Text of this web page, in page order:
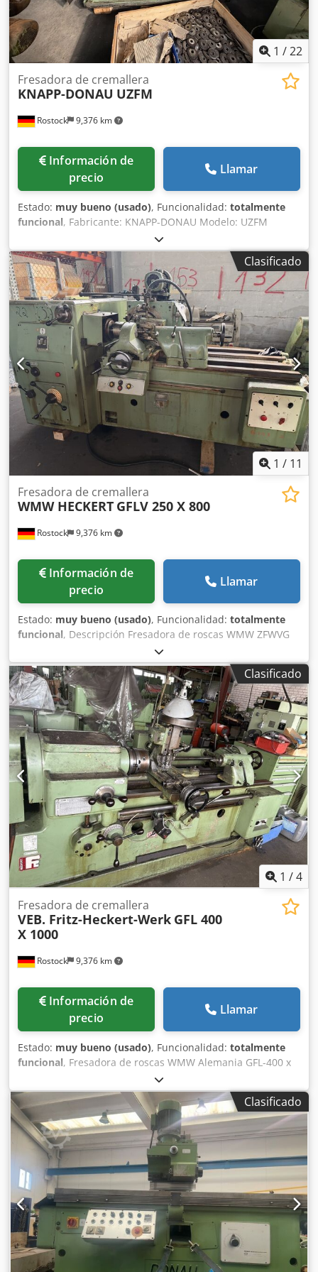
1 /22
Rostock 9,376 km
Fresadora de cremallera
KNAPP-DONAU UZFM
Información de
precio
Llamar
Estado: muy bueno (usado), Funcionalidad: totalmente
funcional, Fabricante: KNAPP-DONAU Modelo: UZFM
Dcsdpey Rgmrefx Ahmok Año de fabricación: 1974 Estado:
usado Precio y ubicación Ubicación: Rostock, Alemania
Longitud de fresado: 1800 mm Ancho de fresado: 260 mm
Módulo - máx.: 10 mm Dimensiones de la mesa incl. canal
de refrigerante: 460 x 2100 mm Superficie de sujeción de
la mesa: 250 x 1850 mm Ancho máximo de fresa: 100 mm
Avance del carro de fresado, infinitamente variable: 0 - 500
mm/min Avance rápido: 3000 mm/min Cabezal de fresado
- giratorio: + / - 30° Rango de velocidad del husillo, en 9
pasos: 29 - 178 rpm Cabezal giratorio a ambos lados para
dentado helicoidal: 30° Peso de la máquina: aprox. 35 t
Espacio requerido: aprox. 4 x 1,85 x 1,85 m
Equipamiento/Accesorios - 11 mordazas - Ruedas de
cambio - Dispositivos de sujeción - Documentación
Clasificado
1 / 11
Rostock 9,376 km
Fresadora de cremallera
WMW HECKERT GFLV 250 X 800
Información de
precio
Llamar
Estado: muy bueno (usado), Funcionalidad: totalmente
funcional, Descripción Fresadora de roscas WMW ZFWVG
250 x 800 Fresado de roscas Especificaciones: Diámetro de
pieza sobre: - Bancada: 500 mm - Carro: 250 mm Longitud
de fresado: 800 mm Módulo máximo: 7 Altura del centro
sobre bancada: 260 mm Diámetro interior del husillo de
pieza: 102 mm Velocidades de giro de la pieza: 0,0034 –
2,65 rpm Avances por rodillo: 0,027 – 5,66 mm/vuelta
Avances longitudinales, infinitamente variables: 0,3 – 198
mm/min Potencia principal: 4,0 kW Dcedpfxoy Rgl Uo
Ahmok Tensión/frecuencia eléctrica: 380 / 50 V/Hz Potencia
total requerida: 9,5 kW Dimensiones: 3000x2500x1600 mm
Peso total: 3300 kg
Clasificado
1 /4
Rostock 9,376 km
Fresadora de cremallera
VEB. Fritz-Heckert-Werk GFL 400
X 1000
Información de
precio
Llamar
Estado: muy bueno (usado), Funcionalidad: totalmente
funcional, Fresadora de roscas WMW Alemania GFL-400 x
1000 mm Fabricante: WMW (Alemania) Modelo: GFL-400
Altura de centros: 205 mm Longitud máxima de pieza:
1000 mm Diámetro máximo de pieza sobre el carro
transversal: 200 mm Diámetro máximo de giro sobre
bancada: 400 mm Velocidades de la fresa: 55 a 250 rpm
Diámetro máximo de fresa: 100 mm Diámetro interior del
husillo: 80 mm Dcedpfx Ajytirnjhmjk - Apta para el fresado
de roscas, fresado de tornillos sinfín y fresado de estrías. -
También es apta para tallado de engranajes y tallado de
estrías. - Se entrega completa con ruedas de cambio,
platos divisores, portafresas y otros accesorios. - La
máquina está en excelentes condiciones de
funcionamiento.
Clasificado